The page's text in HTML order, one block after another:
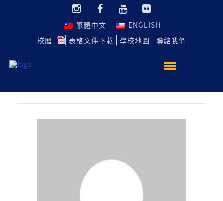
繁體中文
ENGLISH
校曆
表格文件下載 學校地圖 聯絡我們